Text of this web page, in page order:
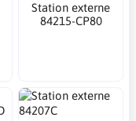
Station externe
84215-CP80